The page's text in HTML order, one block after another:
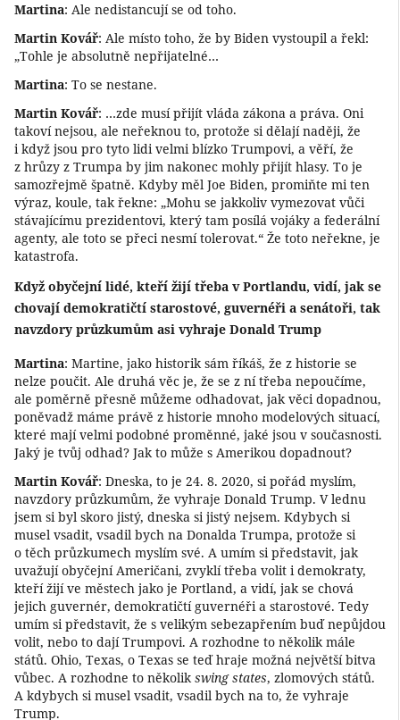
Martina: Ale nedistancují se od toho.
Martin Kovář: Ale místo toho, že by Biden vystoupil a řekl:
„Tohle je absolutně nepřijatelné…
Martina: To se nestane.
Martin Kovář: …zde musí přijít vláda zákona a práva. Oni
takoví nejsou, ale neřeknou to, protože si dělají naději, že
i když jsou pro tyto lidi velmi blízko Trumpovi, a věří, že
z hrůzy z Trumpa by jim nakonec mohly přijít hlasy. To je
samozřejmě špatně. Kdyby měl Joe Biden, promiňte mi ten
výraz, koule, tak řekne: „Mohu se jakkoliv vymezovat vůči
stávajícímu prezidentovi, který tam posílá vojáky a federální
agenty, ale toto se přeci nesmí tolerovat.“ Že toto neřekne, je
katastrofa.
Když obyčejní lidé, kteří žijí třeba v Portlandu, vidí, jak se
chovají demokratičtí starostové, guvernéři a senátoři, tak
navzdory průzkumům asi vyhraje Donald Trump
Martina: Martine, jako historik sám říkáš, že z historie se
nelze poučit. Ale druhá věc je, že se z ní třeba nepoučíme,
ale poměrně přesně můžeme odhadovat, jak věci dopadnou,
poněvadž máme právě z historie mnoho modelových situací,
které mají velmi podobné proměnné, jaké jsou v současnosti.
Jaký je tvůj odhad? Jak to může s Amerikou dopadnout?
Martin Kovář: Dneska, to je 24. 8. 2020, si pořád myslím,
navzdory průzkumům, že vyhraje Donald Trump. V lednu
jsem si byl skoro jistý, dneska si jistý nejsem. Kdybych si
musel vsadit, vsadil bych na Donalda Trumpa, protože si
o těch průzkumech myslím své. A umím si představit, jak
uvažují obyčejní Američani, zvyklí třeba volit i demokraty,
kteří žijí ve městech jako je Portland, a vidí, jak se chová
jejich guvernér, demokratičtí guvernéři a starostové. Tedy
umím si představit, že s velikým sebezapřením buď nepůjdou
volit, nebo to dají Trumpovi. A rozhodne to několik mále
států. Ohio, Texas, o Texas se teď hraje možná největší bitva
vůbec. A rozhodne to několikswing states, zlomových států.
A kdybych si musel vsadit, vsadil bych na to, že vyhraje
Trump.